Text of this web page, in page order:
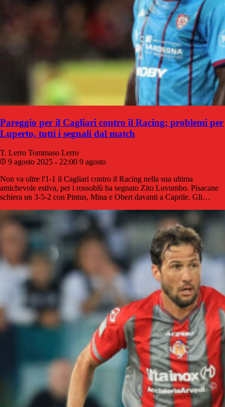
Pareggio per il Cagliari contro il Racing: problemi per
Luperto, tutti i segnali dal match
T. Lerro Tommaso Lerro
9 agosto 2025 - 22:00 9 agosto
Non va oltre l'1-1 il Cagliari contro il Racing nella sua ultima
amichevole estiva, per i rossoblù ha segnato Zito Luvumbo. Pisacane
schiera un 3-5-2 con Pintus, Mina e Obert davanti a Caprile. Gli…